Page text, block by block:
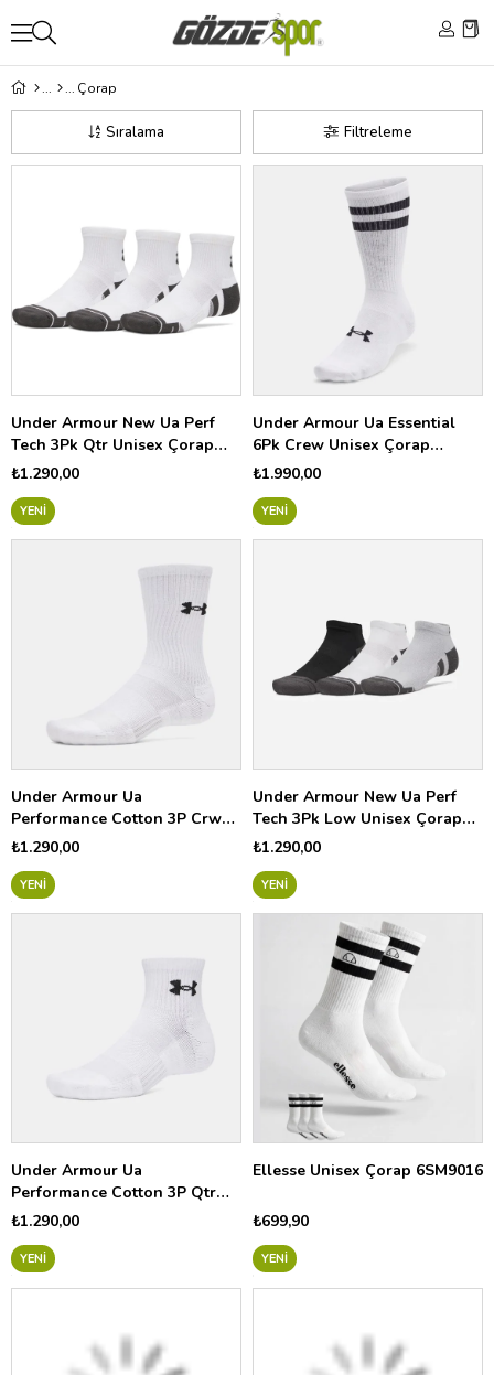
Çorap
Filtreleme
Sıralama
Under Armour New Ua Perf
Tech 3Pk Qtr Unisex Çorap
6015138
₺1.290,00
YENI
Under Armour Ua Essential
6Pk Crew Unisex Çorap
1387058
₺1.990,00
YENI
Under Armour Ua
Performance Cotton 3P Crw
Unisex Çorap 6009685
₺1.290,00
YENI
Under Armour New Ua Perf
Tech 3Pk Low Unisex Çorap
6015137
₺1.290,00
YENI
Under Armour Ua
Performance Cotton 3P Qtr
Unisex Çorap 6009686
₺1.290,00
YENI
Ellesse Unisex Çorap 6SM9016
₺699,90
YENI